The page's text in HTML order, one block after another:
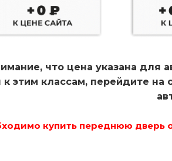
что цена указана для
к этим классам, перейдите
купить переднюю дверь